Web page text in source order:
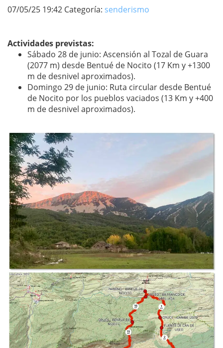
07/05/25 19:42 Categoría: senderismo
Actividades previstas:
Sábado 28 de junio: Ascensión al Tozal de Guara
(2077 m) desde Bentué de Nocito (17 Km y +1300
m de desnivel aproximados).
Domingo 29 de junio: Ruta circular desde Bentué
de Nocito por los pueblos vaciados (13 Km y +400
m de desnivel aproximados).